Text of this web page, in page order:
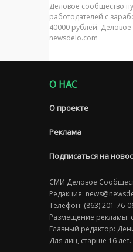
Деловое сообщество
работодателей с
40000 рублей.
newsdelo.com
О НАС
О проекте
Реклама
Подписаться на
СМИ Деловое
Редакция:
Телефон: (863) 201-76-
Размещение рекламы:
Главный редактор:
Для лиц, старше 16 лет.